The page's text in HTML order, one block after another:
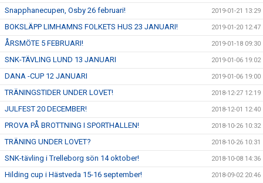
Snapphanecupen, Osby 26 februari! 2019-01-21 13:29
BOKSLÄPP LIMHAMNS FOLKETS HUS 23 JANUARI! 2019-01-20 12:47
ÅRSMÖTE 5 FEBRUARI! 2019-01-18 09:30
SNK-TÄVLING LUND 13 JANUARI 2019-01-06 19:02
DANA -CUP 12 JANUARI 2019-01-06 19:00
TRÄNINGSTIDER UNDER LOVET! 2018-12-27 12:19
JULFEST 20 DECEMBER! 2018-12-01 12:40
PROVA PÅ BROTTNING I SPORTHALLEN! 2018-10-26 10:32
TRÄNING UNDER LOVET? 2018-10-26 10:31
SNK-tävling i Trelleborg sön 14 oktober! 2018-10-08 14:36
Hilding cup i Hästveda 15-16 september! 2018-09-02 20:46